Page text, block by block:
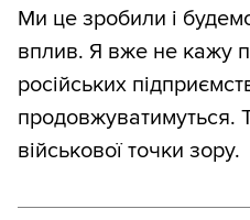
Ми це зробили і
вплив. Я вже не кажу
російських
продовжуватимуться.
військової точки зору.